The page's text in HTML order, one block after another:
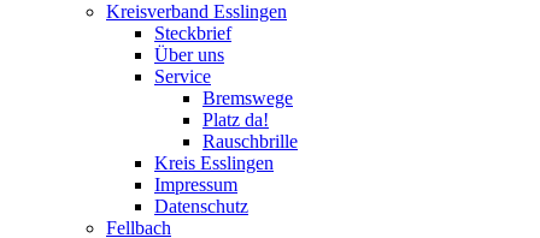
Kreisverband Esslingen
Steckbrief
Über uns
Service
Bremswege
Platz da!
Rauschbrille
Kreis Esslingen
Impressum
Datenschutz
Fellbach